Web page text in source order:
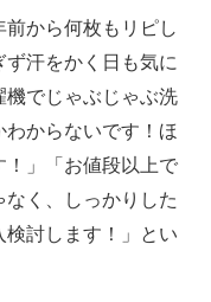
から何枚もリピし
汗をかく日も気に
機でじゃぶじゃぶ洗
からないです！ほ
！」「お値段以上で
く、しっかりした
討します！」とい